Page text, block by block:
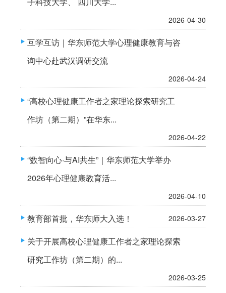
2026-04-30
互学互访｜华东师范大学心理健康教育与咨
询中心赴武汉调研交流
2026-04-24
“高校心理健康工作者之家理论探索研究工
作坊（第二期）”在华东...
2026-04-22
“数智向心·与AI共生”｜华东师范大学举办
2026年心理健康教育活...
2026-04-10
教育部首批，华东师大入选！ 2026-03-27
关于开展高校心理健康工作者之家理论探索
研究工作坊（第二期）的...
2026-03-25